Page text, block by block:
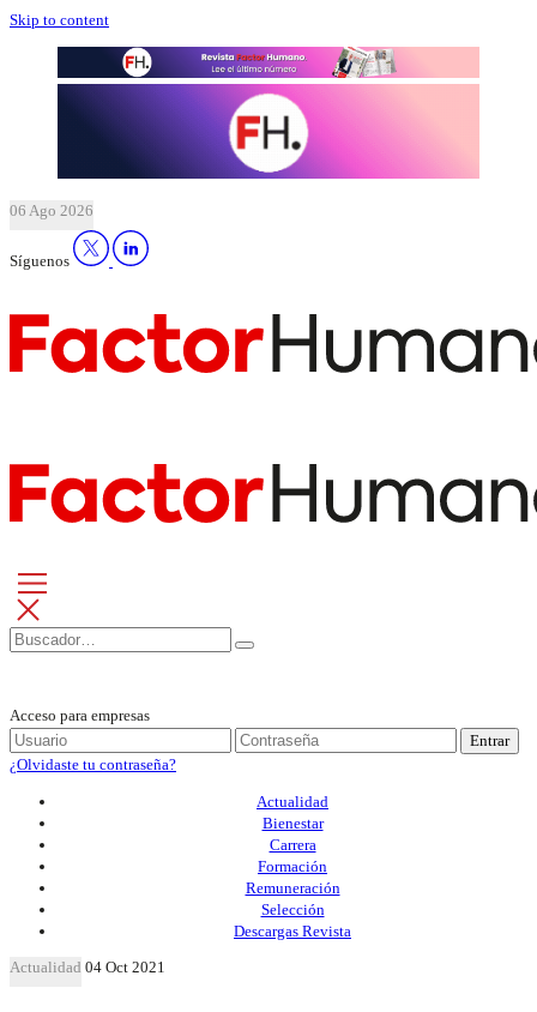
Skip to content
06 Ago 2026
Síguenos
Acceso para empresas
Entrar
¿Olvidaste tu contraseña?
Actualidad
Bienestar
Carrera
Formación
Remuneración
Selección
Descargas Revista
Actualidad 04 Oct 2021